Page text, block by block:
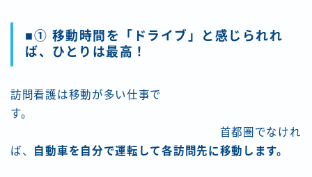
■① 移動時間を「ドライブ」と感じられれ
ば、ひとりは最高！
訪問看護は移動が多い仕事で
す。
首都圏でなけれ
ば、 自動車を自分で運転して各訪問先に移動します。